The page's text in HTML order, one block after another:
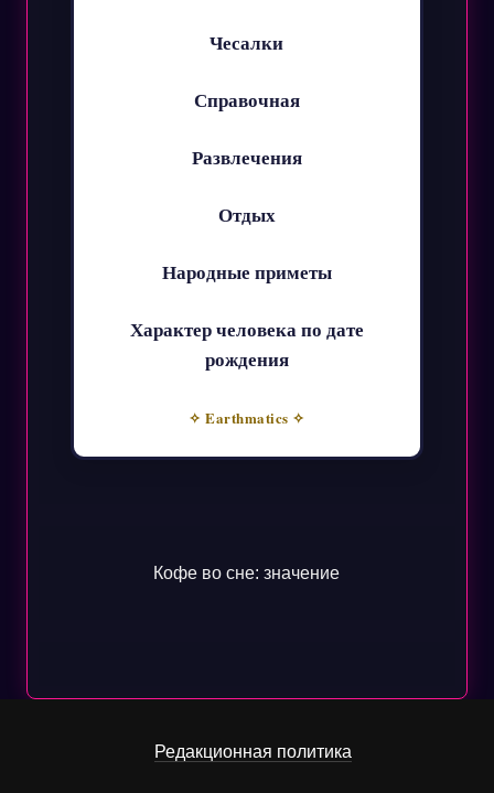
Чесалки
Справочная
Развлечения
Отдых
Народные приметы
Характер человека по дате
рождения
✧ Earthmatics ✧
Кофе во сне: значение
Редакционная политика